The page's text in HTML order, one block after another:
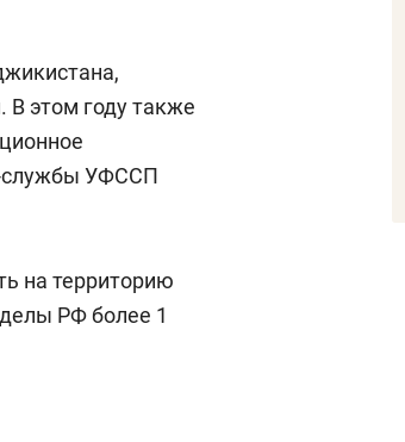
этом году также
службы УФССП
на территорию
РФ более 1
в Менделеевске прошла
«Гонка Героев»